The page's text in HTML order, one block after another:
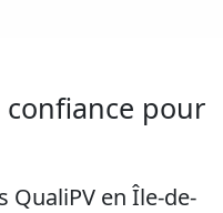
pour
en Île-de-